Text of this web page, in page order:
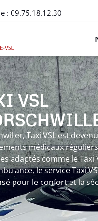
: 09.75.18.12.30
VSL
Taxi VSL est
médicaux
adaptés comme le Taxi
le service Taxi
pour le confort et la